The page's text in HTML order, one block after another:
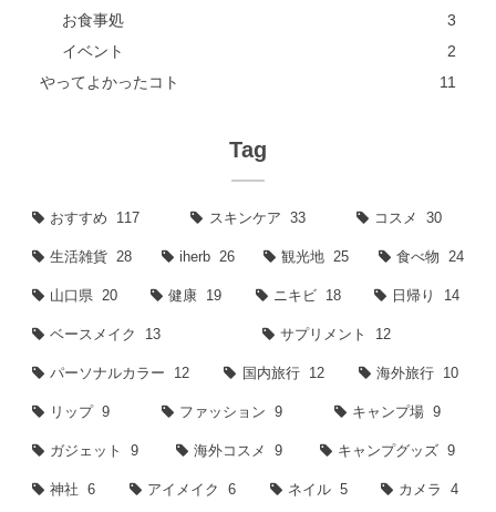
お食事処
3
イベント
2
やってよかったコト
11
Tag
おすすめ 117 スキンケア 33 コスメ 30
生活雑貨 28 iherb 26 観光地 25 食べ物 24
山口県 20 健康 19 ニキビ 18 日帰り 14
ベースメイク 13 サプリメント 12
パーソナルカラー 12 国内旅行 12 海外旅行 10
リップ 9 ファッション 9 キャンプ場 9
ガジェット 9 海外コスメ 9 キャンプグッズ 9
神社 6 アイメイク 6 ネイル 5 カメラ 4